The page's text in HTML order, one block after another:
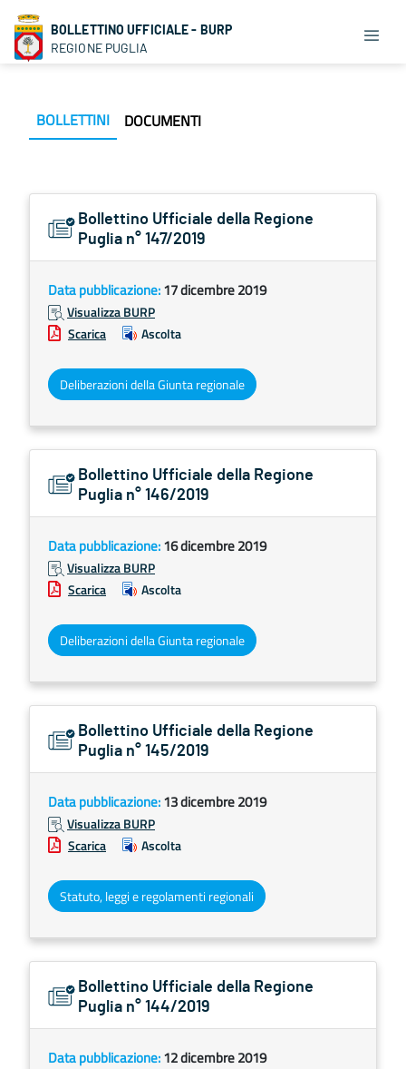
BOLLETTINO UFFICIALE - BURP
REGIONE PUGLIA
BOLLETTINI DOCUMENTI
Bollettino Ufficiale della Regione
Puglia n° 147/2019
Data pubblicazione:17 dicembre 2019
Visualizza BURP
Scarica
Ascolta
Deliberazioni della Giunta regionale
Bollettino Ufficiale della Regione
Puglia n° 146/2019
Data pubblicazione:16 dicembre 2019
Visualizza BURP
Scarica
Ascolta
Deliberazioni della Giunta regionale
Bollettino Ufficiale della Regione
Puglia n° 145/2019
Data pubblicazione:13 dicembre 2019
Visualizza BURP
Scarica
Ascolta
Statuto, leggi e regolamenti regionali
Bollettino Ufficiale della Regione
Puglia n° 144/2019
Data pubblicazione:12 dicembre 2019